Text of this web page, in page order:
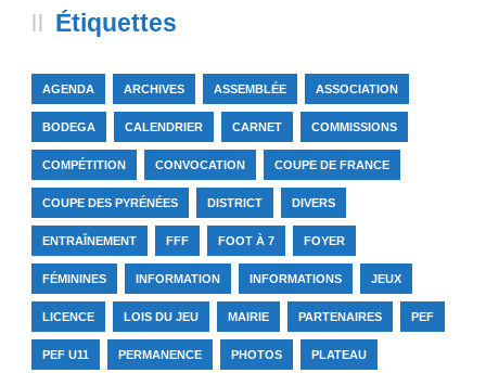
Étiquettes
AGENDA ARCHIVES ASSEMBLÉE ASSOCIATION
BODEGA CALENDRIER CARNET COMMISSIONS
COMPÉTITION CONVOCATION COUPE DE FRANCE
COUPE DES PYRÉNÉES DISTRICT DIVERS
ENTRAÎNEMENT FFF FOOT À 7 FOYER
FÉMININES INFORMATION INFORMATIONS JEUX
LICENCE LOIS DU JEU MAIRIE PARTENAIRES PEF
PEF U11 PERMANENCE PHOTOS PLATEAU